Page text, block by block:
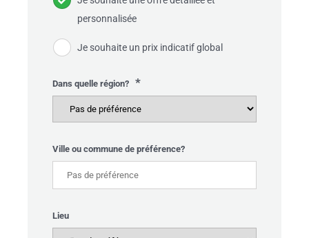
personnalisée
Je souhaite un prix indicatif global
Dans quelle région? *
Ville ou commune de préférence?
Lieu